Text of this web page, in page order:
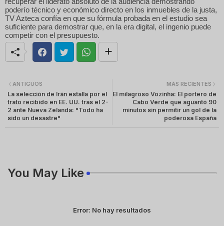
poderío técnico y económico directo en los inmuebles de la justa,
TV Azteca confía en que su fórmula probada en el estudio sea
suficiente para demostrar que, en la era digital, el ingenio puede
competir con el presupuesto.
MÁS RECIENTES
El milagroso Vozinha: El portero de
Cabo Verde que aguantó 90
minutos sin permitir un gol de la
poderosa España
ANTIGUOS
La selección de Irán estalla por el
trato recibido en EE. UU. tras el 2-
2 ante Nueva Zelanda: "Todo ha
sido un desastre"
You May Like
Error: No hay resultados